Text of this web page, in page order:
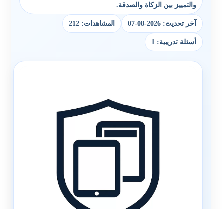
والتمييز بين الزكاة والصدقة.
آخر تحديث: 2026-08-07 المشاهدات: 212
أسئلة تدريبية: 1